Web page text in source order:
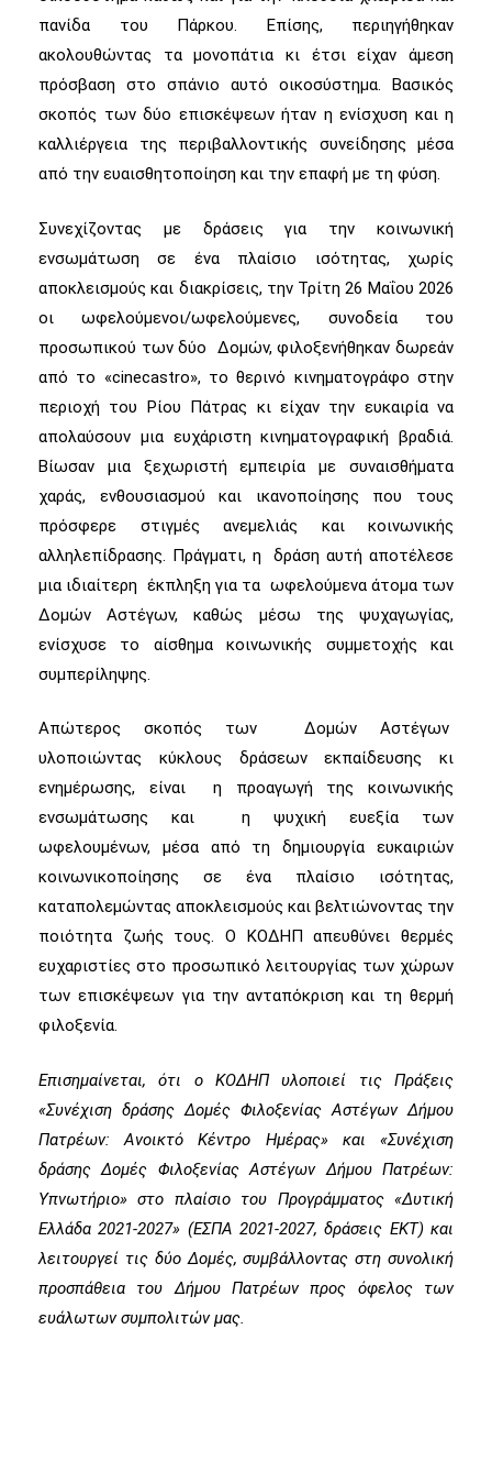
πανίδα του Πάρκου. Επίσης, περιηγήθηκαν
ακολουθώντας τα μονοπάτια κι έτσι είχαν άμεση
πρόσβαση στο σπάνιο αυτό οικοσύστημα. Βασικός
σκοπός των δύο επισκέψεων ήταν η ενίσχυση και η
καλλιέργεια της περιβαλλοντικής συνείδησης μέσα
από την ευαισθητοποίηση και την επαφή με τη φύση.
Συνεχίζοντας με δράσεις για την κοινωνική
ενσωμάτωση σε ένα πλαίσιο ισότητας, χωρίς
αποκλεισμούς και διακρίσεις, την Τρίτη 26 Μαΐου 2026
οι ωφελούμενοι/ωφελούμενες, συνοδεία του
προσωπικού των δύο Δομών, φιλοξενήθηκαν δωρεάν
από το «cinecastro», το θερινό κινηματογράφο στην
περιοχή του Ρίου Πάτρας κι είχαν την ευκαιρία να
απολαύσουν μια ευχάριστη κινηματογραφική βραδιά.
Βίωσαν μια ξεχωριστή εμπειρία με συναισθήματα
χαράς, ενθουσιασμού και ικανοποίησης που τους
πρόσφερε στιγμές ανεμελιάς και κοινωνικής
αλληλεπίδρασης. Πράγματι, η δράση αυτή αποτέλεσε
μια ιδιαίτερη έκπληξη για τα ωφελούμενα άτομα των
Δομών Αστέγων, καθώς μέσω της ψυχαγωγίας,
ενίσχυσε το αίσθημα κοινωνικής συμμετοχής και
συμπερίληψης.
Απώτερος σκοπός των Δομών Αστέγων
υλοποιώντας κύκλους δράσεων εκπαίδευσης κι
ενημέρωσης, είναι η προαγωγή της κοινωνικής
ενσωμάτωσης και η ψυχική ευεξία των
ωφελουμένων, μέσα από τη δημιουργία ευκαιριών
κοινωνικοποίησης σε ένα πλαίσιο ισότητας,
καταπολεμώντας αποκλεισμούς και βελτιώνοντας την
ποιότητα ζωής τους. Ο ΚΟΔΗΠ απευθύνει θερμές
ευχαριστίες στο προσωπικό λειτουργίας των χώρων
των επισκέψεων για την ανταπόκριση και τη θερμή
φιλοξενία.
Επισημαίνεται, ότι ο ΚΟΔΗΠ υλοποιεί τις Πράξεις
«Συνέχιση δράσης Δομές Φιλοξενίας Αστέγων Δήμου
Πατρέων: Ανοικτό Κέντρο Ημέρας» και «Συνέχιση
δράσης Δομές Φιλοξενίας Αστέγων Δήμου Πατρέων:
Υπνωτήριο» στο πλαίσιο του Προγράμματος «Δυτική
Ελλάδα 2021-2027» (ΕΣΠΑ 2021-2027, δράσεις ΕΚΤ) και
λειτουργεί τις δύο Δομές, συμβάλλοντας στη συνολική
προσπάθεια του Δήμου Πατρέων προς όφελος των
ευάλωτων συμπολιτών μας.